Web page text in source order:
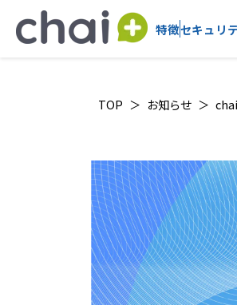
特徴セキュリ
TOP お知らせ